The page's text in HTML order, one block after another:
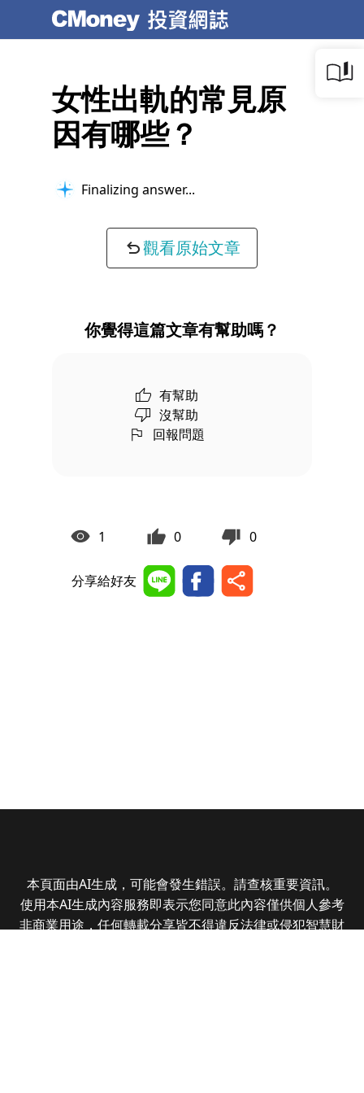
女性出軌的常見原
因有哪些？
Finalizing answer...
觀看原始文章
你覺得這篇文章有幫助嗎？
有幫助
沒幫助
回報問題
1 0 0
分享給好友
本頁面由AI生成，可能會發生錯誤。請查核重要資訊。
使用本AI生成內容服務即表示您同意此內容僅供個人參考
非商業用途，任何轉載分享皆不得違反法律或侵犯智慧財